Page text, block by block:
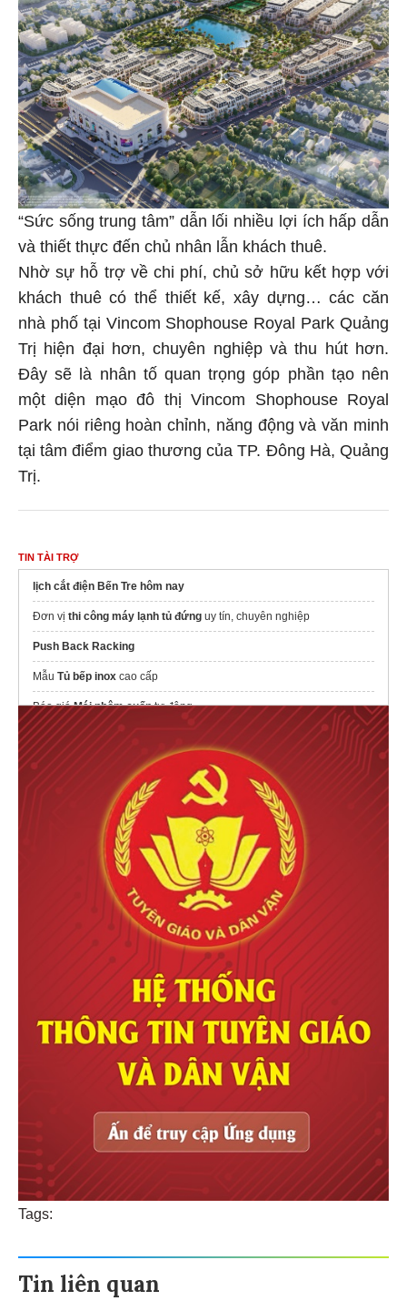
“Sức sống trung tâm” dẫn lối nhiều lợi ích hấp dẫn
và thiết thực đến chủ nhân lẫn khách thuê.
Nhờ sự hỗ trợ về chi phí, chủ sở hữu kết hợp với
khách thuê có thể thiết kế, xây dựng… các căn
nhà phố tại Vincom Shophouse Royal Park Quảng
Trị hiện đại hơn, chuyên nghiệp và thu hút hơn.
Đây sẽ là nhân tố quan trọng góp phần tạo nên
một diện mạo đô thị Vincom Shophouse Royal
Park nói riêng hoàn chỉnh, năng động và văn minh
tại tâm điểm giao thương của TP. Đông Hà, Quảng
Trị.
TIN TÀI TRỢ
lịch cắt điện Bến Tre hôm nay
Đơn vị thi công máy lạnh tủ đứng uy tín, chuyên nghiệp
Push Back Racking
Mẫu Tủ bếp inox cao cấp
Báo giáMái nhôm cuốntự động
máy ép hoa quả chậm
thiết kế menu nhà hàng VnScan.Meu
thu mua đồ cũ
kho lưu trữ hồ sơ
Mẫu tủ tivi gỗ hiện đại công năng MOHOBảo hành 5 năm
Tags:
Tin liên quan